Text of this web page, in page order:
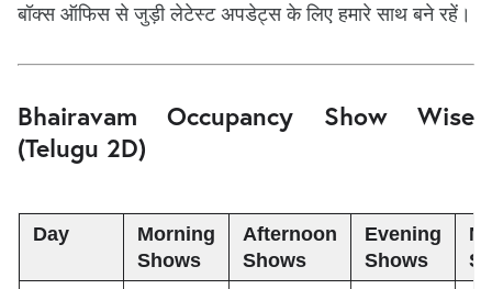
बॉक्स ऑफिस से जुड़ी लेटेस्ट अपडेट्स के लिए हमारे साथ बने रहें।
Bhairavam Occupancy Show Wise
(Telugu 2D)
Day
Morning
Shows
Afternoon
Shows
Evening
Shows